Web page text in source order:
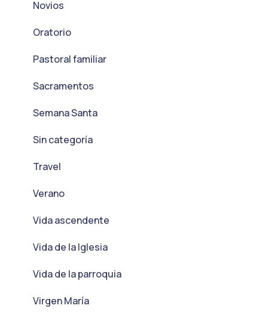
Novios
Oratorio
Pastoral familiar
Sacramentos
Semana Santa
Sin categoría
Travel
Verano
Vida ascendente
Vida de la Iglesia
Vida de la parroquia
Virgen María